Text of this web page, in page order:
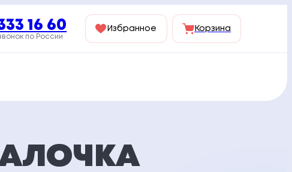
16 60
по России
Избранное Корзина